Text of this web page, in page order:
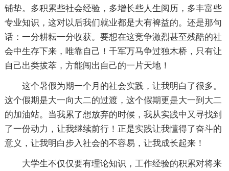
铺垫。多积累些社会经验，多增长些人生阅历，多丰富些
专业知识，这对以后我们就业都是大有裨益的。还是那句
话：一分耕耘一分收获。要想在这竞争激烈甚至残酷的社
会中生存下来，唯靠自己！千军万马争过独木桥，只有让
自己出类拔萃，方能闯出自己的一片天地！
这个暑假为期一个月的社会实践，让我明白了很多。
这个假期是大一向大二的过渡，这个假期更是大一到大二
的加油站。当我累了想放弃的时候，我从实践中又寻找到
了一份动力，让我继续前行！正是实践让我懂得了奋斗的
意义，让我明白步入社会的不容易，让我成长起来！
大学生不仅仅要有理论知识，工作经验的积累对将来